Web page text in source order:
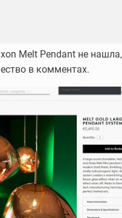
Melt Pendant не нашла,
в комментах.